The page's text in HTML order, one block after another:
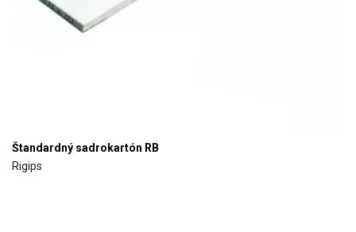
Štandardný sadrokartón RB
Rigips